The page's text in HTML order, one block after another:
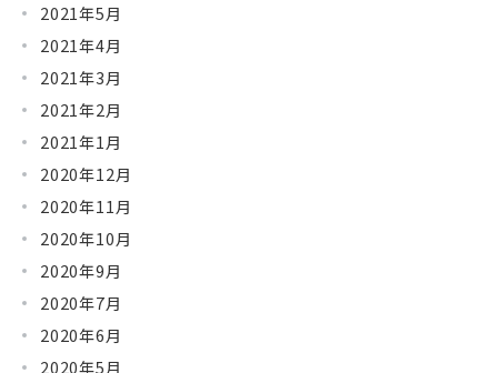
2021年5月
2021年4月
2021年3月
2021年2月
2021年1月
2020年12月
2020年11月
2020年10月
2020年9月
2020年7月
2020年6月
2020年5月